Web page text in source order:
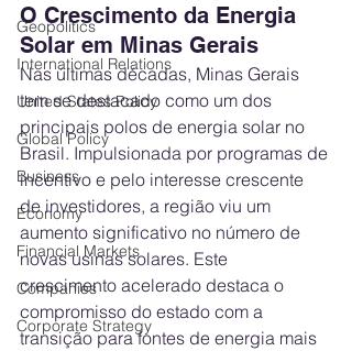
Geopolitics
International Relations
United States Policy
Global Policy
Business
Economy
Financial Markets
Companies
Corporate Strategy
O Crescimento da Energia
Solar em Minas Gerais
Nas últimas décadas, Minas Gerais
tem se destacado como um dos
principais polos de energia solar no
Brasil. Impulsionada por programas de
incentivo e pelo interesse crescente
de investidores, a região viu um
aumento significativo no número de
novas usinas solares. Este
crescimento acelerado destaca o
compromisso do estado com a
transição para fontes de energia mais